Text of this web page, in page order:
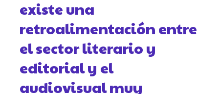
existe una
retroalimentación entre
el sector literario y
editorial y el
audiovisual muy